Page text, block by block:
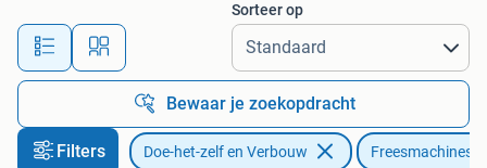
Alle afstanden…
Sorteer op
Bewaar je zoekopdracht
Filters Doe-het-zelf en Verbouw Freesmachines